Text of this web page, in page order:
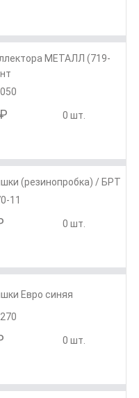
МЕТАЛЛ (719-
0 шт.
(резинопробка) / БРТ
11
0 шт.
Евро синяя
0 шт.